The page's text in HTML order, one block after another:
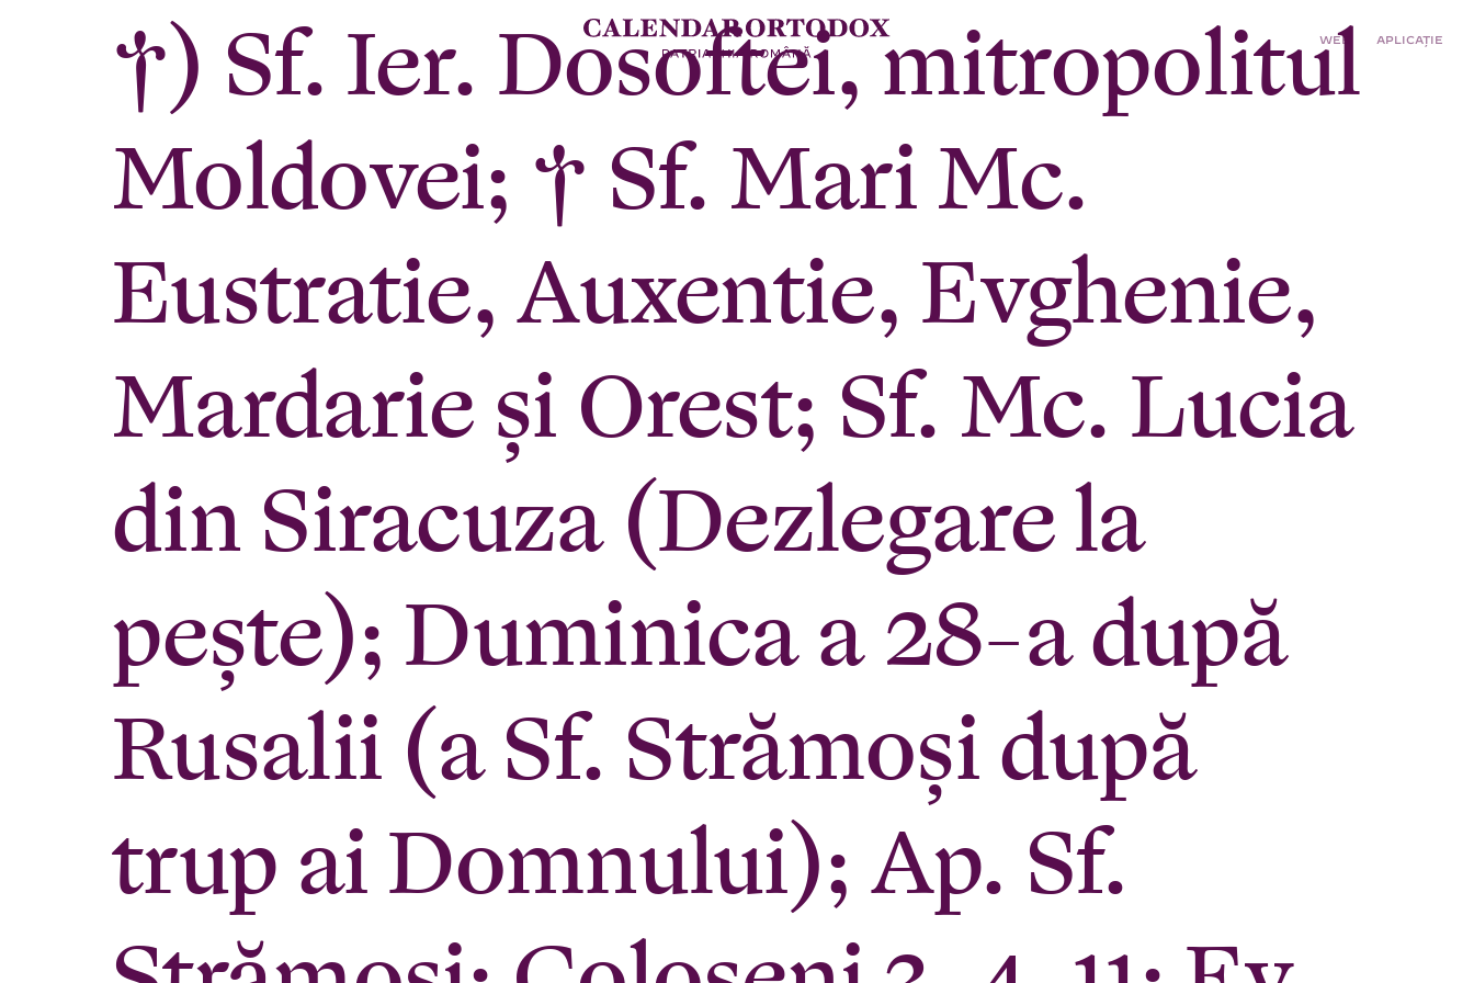
WEB APLICAȚIE
†) Sf. Ier. Dosoftei, mitropolitul
Moldovei; † Sf. Mari Mc.
Eustratie, Auxentie, Evghenie,
Mardarie şi Orest; Sf. Mc. Lucia
din Siracuza (Dezlegare la
peşte); Duminica a 28-a după
Rusalii (a Sf. Strămoşi după
trup ai Domnului); Ap. Sf.